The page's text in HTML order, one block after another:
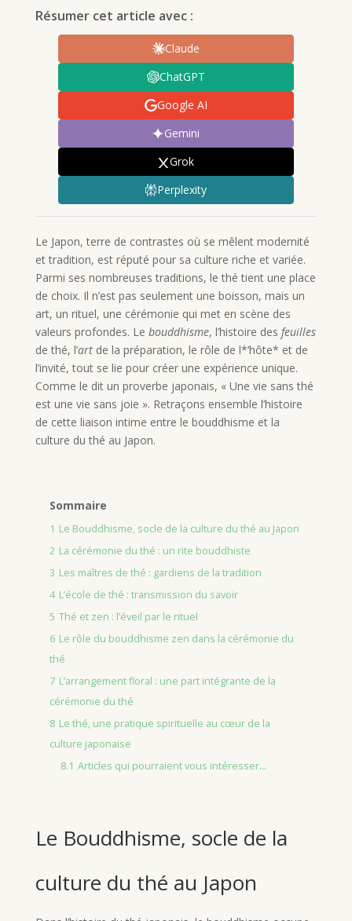
Résumer cet article avec :
Claude
ChatGPT
Google AI
Gemini
Grok
Perplexity
Le Japon, terre de contrastes où se mêlent modernité
et tradition, est réputé pour sa culture riche et variée.
Parmi ses nombreuses traditions, le thé tient une place
de choix. Il n’est pas seulement une boisson, mais un
art, un rituel, une cérémonie qui met en scène des
valeurs profondes. Le bouddhisme, l’histoire des feuilles
de thé, l’artde la préparation, le rôle de l*’hôte* et de
l’invité, tout se lie pour créer une expérience unique.
Comme le dit un proverbe japonais, « Une vie sans thé
est une vie sans joie ». Retraçons ensemble l’histoire
de cette liaison intime entre le bouddhisme et la
culture du thé au Japon.
Sommaire
1 Le Bouddhisme, socle de la culture du thé au Japon
2 La cérémonie du thé : un rite bouddhiste
3 Les maîtres de thé : gardiens de la tradition
4 L’école de thé : transmission du savoir
5 Thé et zen : l’éveil par le rituel
6 Le rôle du bouddhisme zen dans la cérémonie du
thé
7 L’arrangement floral : une part intégrante de la
cérémonie du thé
8 Le thé, une pratique spirituelle au cœur de la
culture japonaise
8.1 Articles qui pourraient vous intéresser...
Le Bouddhisme, socle de la
culture du thé au Japon